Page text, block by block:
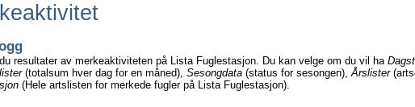
resultater av merkeaktiviteten på Lista Fuglestasjon. Du kan velge om du vil ha
(totalsum hver dag for en måned), Sesongdata (status for sesongen),Årslister
(Hele artslisten for merkede fugler på Lista Fuglestasjon).